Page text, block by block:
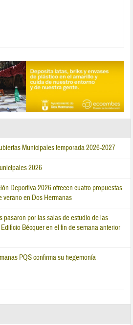
Municipales temporada 2026-2027
2026
Deportiva 2026 ofrecen cuatro propuestas
verano en Dos Hermanas
pasaron por las salas de estudio de las
Bécquer en el fin de semana anterior
PQS confirma su hegemonía